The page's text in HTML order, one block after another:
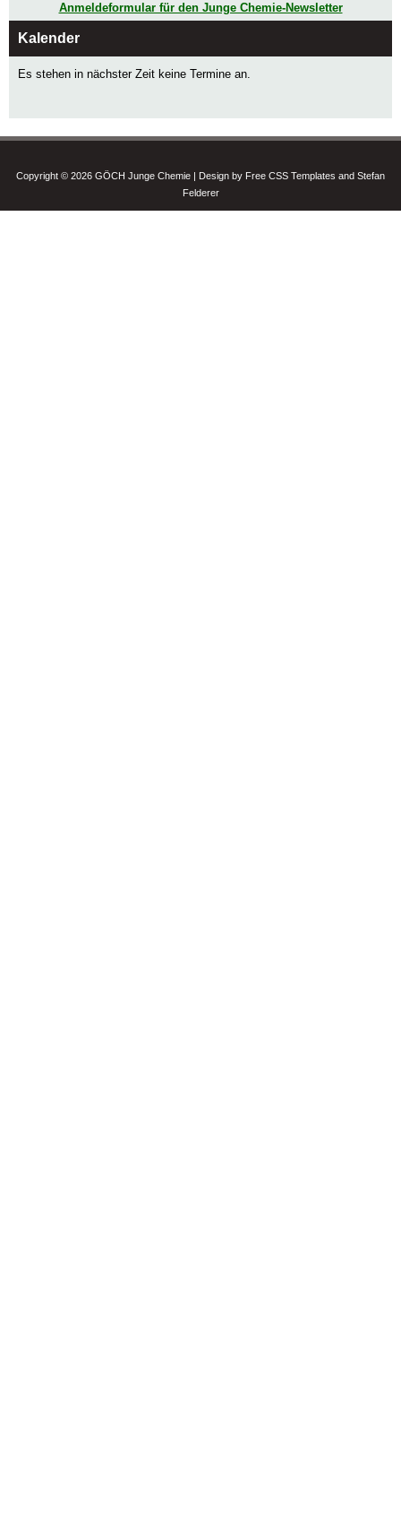
Anmeldeformular für den Junge Chemie-Newsletter
Kalender
Es stehen in nächster Zeit keine Termine an.
Copyright © 2026 GÖCH Junge Chemie | Design by Free CSS Templates and Stefan
Felderer